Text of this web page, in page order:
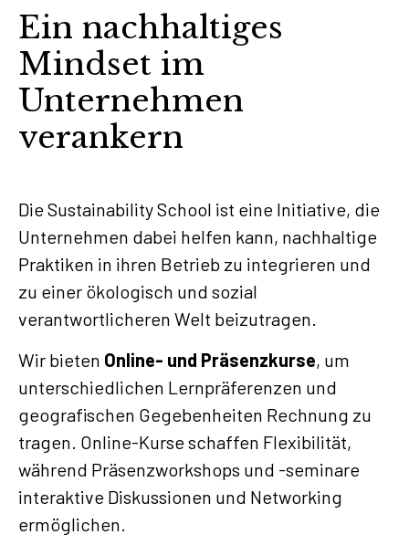
Ein nachhaltiges
Mindset im
Unternehmen
verankern
Die Sustainability School ist eine Initiative, die
Unternehmen dabei helfen kann, nachhaltige
Praktiken in ihren Betrieb zu integrieren und
zu einer ökologisch und sozial
verantwortlicheren Welt beizutragen.
Wir bieten Online- und Präsenzkurse, um
unterschiedlichen Lernpräferenzen und
geografischen Gegebenheiten Rechnung zu
tragen. Online-Kurse schaffen Flexibilität,
während Präsenzworkshops und -seminare
interaktive Diskussionen und Networking
ermöglichen.